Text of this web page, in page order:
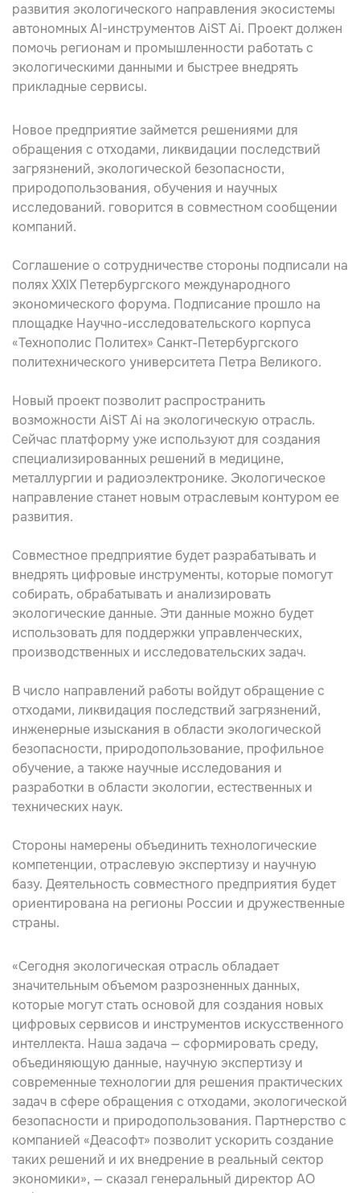
развития экологического направления экосистемы
автономных AI-инструментов AiST Ai. Проект должен
помочь регионам и промышленности работать с
экологическими данными и быстрее внедрять
прикладные сервисы.
Новое предприятие займется решениями для
обращения с отходами, ликвидации последствий
загрязнений, экологической безопасности,
природопользования, обучения и научных
исследований. говорится в совместном сообщении
компаний.
Соглашение о сотрудничестве стороны подписали на
полях XXIX Петербургского международного
экономического форума. Подписание прошло на
площадке Научно-исследовательского корпуса
«Технополис Политех» Санкт-Петербургского
политехнического университета Петра Великого.
Новый проект позволит распространить
возможности AiST Ai на экологическую отрасль.
Сейчас платформу уже используют для создания
специализированных решений в медицине,
металлургии и радиоэлектронике. Экологическое
направление станет новым отраслевым контуром ее
развития.
Совместное предприятие будет разрабатывать и
внедрять цифровые инструменты, которые помогут
собирать, обрабатывать и анализировать
экологические данные. Эти данные можно будет
использовать для поддержки управленческих,
производственных и исследовательских задач.
В число направлений работы войдут обращение с
отходами, ликвидация последствий загрязнений,
инженерные изыскания в области экологической
безопасности, природопользование, профильное
обучение, а также научные исследования и
разработки в области экологии, естественных и
технических наук.
Стороны намерены объединить технологические
компетенции, отраслевую экспертизу и научную
базу. Деятельность совместного предприятия будет
ориентирована на регионы России и дружественные
страны.
«Сегодня экологическая отрасль обладает
значительным объемом разрозненных данных,
которые могут стать основой для создания новых
цифровых сервисов и инструментов искусственного
интеллекта. Наша задача — сформировать среду,
объединяющую данные, научную экспертизу и
современные технологии для решения практических
задач в сфере обращения с отходами, экологической
безопасности и природопользования. Партнерство с
компанией «Деасофт» позволит ускорить создание
таких решений и их внедрение в реальный сектор
экономики», — сказал генеральный директор АО